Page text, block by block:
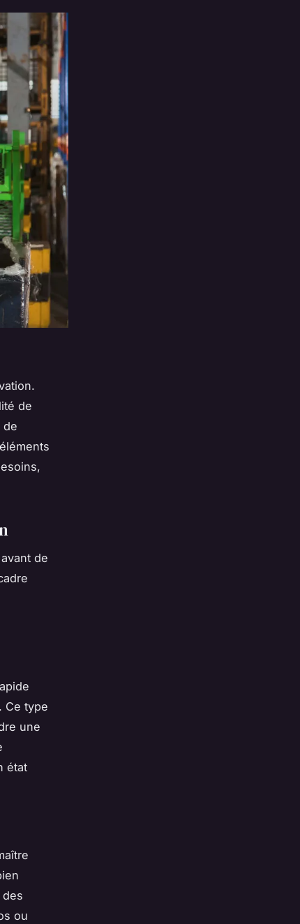
de
de
de
Ce type
une
état
ou